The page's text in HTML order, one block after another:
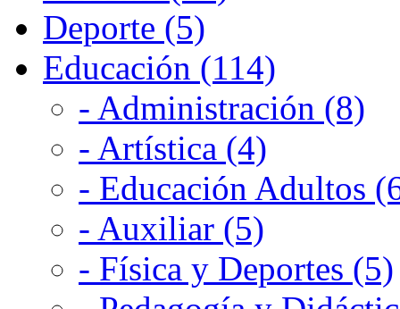
Deporte (5)
Educación (114)
- Administración (8)
- Artística (4)
- Educación Adultos
- Auxiliar (5)
- Física y Deportes (5)